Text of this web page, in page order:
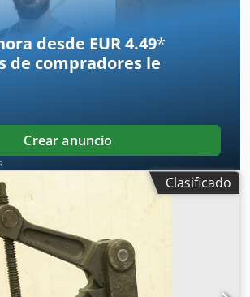
desde EUR 4.49*
de compradores le
Crear anuncio
Clasificado